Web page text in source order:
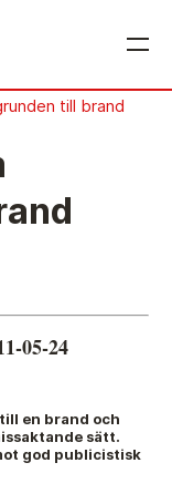
English
till brand
05-24
en brand och
sätt.
god publicistisk